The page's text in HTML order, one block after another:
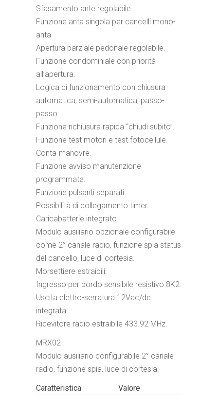
Sfasamento ante regolabile.
Funzione anta singola per cancelli mono-
anta.
Apertura parziale pedonale regolabile.
Funzione condominiale con priorità
all’apertura.
Logica di funzionamento con chiusura
automatica, semi-automatica, passo-
passo.
Funzione richiusura rapida “chiudi subito”.
Funzione test motori e test fotocellule.
Conta-manovre.
Funzione avviso manutenzione
programmata.
Funzione pulsanti separati.
Possibilità di collegamento timer.
Caricabatterie integrato.
Modulo ausiliario opzionale configurabile
come 2° canale radio, funzione spia status
del cancello, luce di cortesia.
Morsettiere estraibili.
Ingresso per bordo sensibile resistivo 8K2.
Uscita elettro-serratura 12Vac/dc
integrata.
Ricevitore radio estraibile 433.92 MHz.
MRX02
Modulo ausiliario configurabile 2° canale
radio, funzione spia, luce di cortesia.
Caratteristica Valore